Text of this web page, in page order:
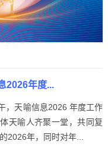
2026年度...
，天喻信息2026 年度工作
天喻人齐聚一堂，共同复
2026年，同时对年...